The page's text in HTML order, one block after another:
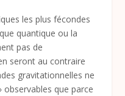
les plus fécondes
quantique ou la
pas de
seront au contraire
gravitationnelles ne
observables que parce